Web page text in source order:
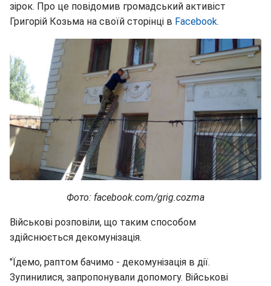
зірок. Про це повідомив громадський активіст
Григорій Козьма на своїй сторінці в Facebook.
Фото: facebook.com/grig.cozma
Військові розповіли, що таким способом
здійснюється декомунізація.
"Їдемо, раптом бачимо - декомунізація в дії.
Зупинилися, запропонували допомогу. Військові